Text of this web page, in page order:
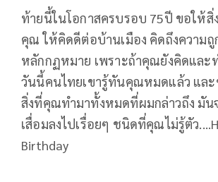
ท้ายนี้ในโอกาสครบรอบ 75ปี ขอให้สิ่
คุณ ให้คิดดีต่อบ้านเมือง คิดถึงความถู
หลักกฏหมาย เพราะถ้าคุณยังคิดและ
วันนี้คนไทยเขารู้ทันคุณหมดแล้ว และ
สิ่งที่คุณทำมาทั้งหมดที่ผมกล่าวถึง มั
เสื่อมลงไปเรื่อยๆ ชนิดที่คุณไม่รู้ตัว
Birthday